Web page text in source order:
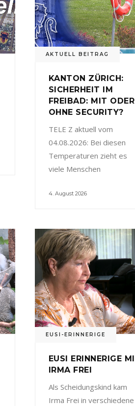
AKTUELL BEITRAG
KANTON ZÜRICH:
SICHERHEIT IM
FREIBAD: MIT ODER
OHNE SECURITY?
TELE Z aktuell vom
04.08.2026: Bei diesen
Temperaturen zieht es
viele Menschen
4. August 2026
EUSI-ERINNERIGE
EUSI ERINNERIGE
IRMA FREI
Als Scheidungskind kam
Irma Frei in verschiedene